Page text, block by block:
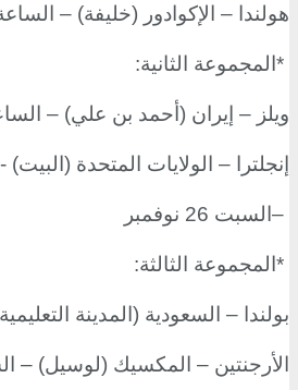
هولندا – الإكوادور (خليفة) – الساعة
*المجموعة الثانية:
ويلز – إيران (أحمد بن علي) – الساعة
إنجلترا – الولايات المتحدة (البيت) -
–السبت 26 نوفمبر
*المجموعة الثالثة:
بولندا – السعودية (المدينة التعليمية)
الأرجنتين – المكسيك (لوسيل) –